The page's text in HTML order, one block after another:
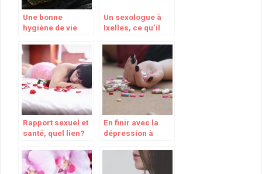
Une bonne
hygiène de vie
bonne santé
Un sexologue à
Ixelles, ce qu’il
Rapport sexuel et
santé, quel lien?
En finir avec la
dépression à